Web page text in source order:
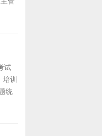
试
训
统